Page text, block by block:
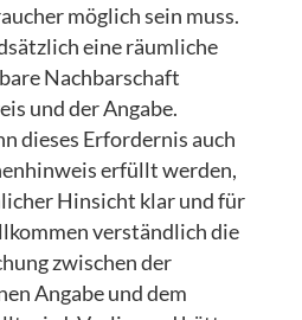
möglich sein muss.
eine räumliche
Nachbarschaft
und der Angabe.
dieses Erfordernis auch
erfüllt werden,
Hinsicht klar und für
verständlich die
zwischen der
Angabe und dem